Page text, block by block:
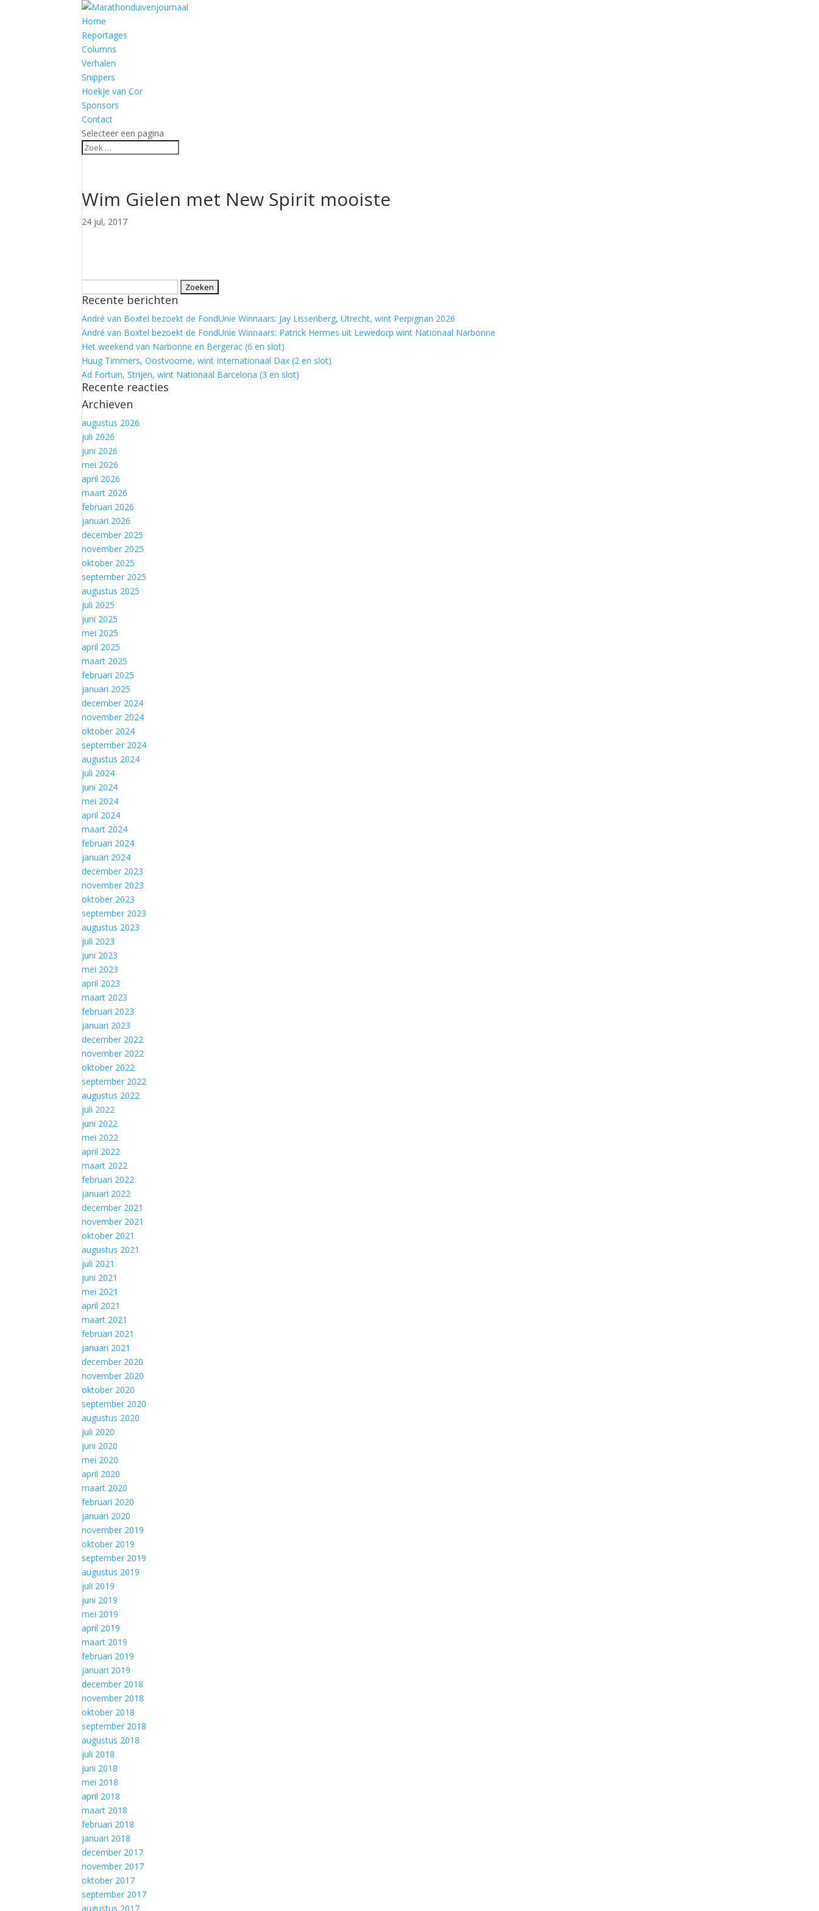
Home
Reportages
Columns
Verhalen
Snippers
Hoekje van Cor
Sponsors
Contact
Selecteer een pagina
Wim Gielen met New Spirit mooiste
24 jul, 2017
naar:
Recente berichten
André van Boxtel bezoekt de FondUnie Winnaars: Jay Lissenberg, Utrecht, wint Perpignan 2026
André van Boxtel bezoekt de FondUnie Winnaars: Patrick Hermes uit Lewedorp wint Nationaal Narbonne
Het weekend van Narbonne en Bergerac (6 en slot)
Huug Timmers, Oostvoorne, wint Internationaal Dax (2 en slot)
Ad Fortuin, Strijen, wint Nationaal Barcelona (3 en slot)
Recente reacties
Archieven
augustus 2026
juli 2026
juni 2026
mei 2026
april 2026
maart 2026
februari 2026
januari 2026
december 2025
november 2025
oktober 2025
september 2025
augustus 2025
juli 2025
juni 2025
mei 2025
april 2025
maart 2025
februari 2025
januari 2025
december 2024
november 2024
oktober 2024
september 2024
augustus 2024
juli 2024
juni 2024
mei 2024
april 2024
maart 2024
februari 2024
januari 2024
december 2023
november 2023
oktober 2023
september 2023
augustus 2023
juli 2023
juni 2023
mei 2023
april 2023
maart 2023
februari 2023
januari 2023
december 2022
november 2022
oktober 2022
september 2022
augustus 2022
juli 2022
juni 2022
mei 2022
april 2022
maart 2022
februari 2022
januari 2022
december 2021
november 2021
oktober 2021
augustus 2021
juli 2021
juni 2021
mei 2021
april 2021
maart 2021
februari 2021
januari 2021
december 2020
november 2020
oktober 2020
september 2020
augustus 2020
juli 2020
juni 2020
mei 2020
april 2020
maart 2020
februari 2020
januari 2020
november 2019
oktober 2019
september 2019
augustus 2019
juli 2019
juni 2019
mei 2019
april 2019
maart 2019
februari 2019
januari 2019
december 2018
november 2018
oktober 2018
september 2018
augustus 2018
juli 2018
juni 2018
mei 2018
april 2018
maart 2018
februari 2018
januari 2018
december 2017
november 2017
oktober 2017
september 2017
augustus 2017